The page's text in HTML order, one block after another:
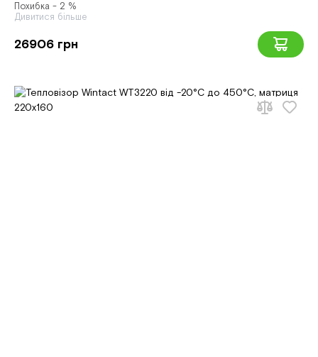
Похибка - 2 %
Дивитися більше
26906 грн